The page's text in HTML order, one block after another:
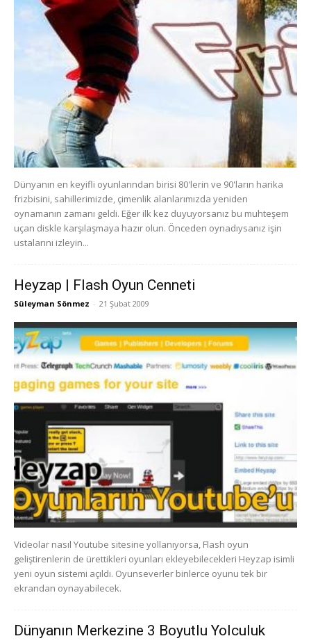
Dünyanın en keyifli oyunlarından birisi 80'lerin ve 90'ların harika
frizbisini, sahillerimizde, çimenlik alanlarımızda yeniden
oynamanın zamanı geldi. Eğer ilk kez duyuyorsanız bu muhteşem
uçan diskle karşılaşmaya hazır olun. Önceden oynadıysanız işin
ustalarını izleyin...
Heyzap | Flash Oyun Cenneti
Süleyman Sönmez - 21 Şubat 2009
Videolar nasıl Youtube sitesine yollanıyorsa, Flash oyun
geliştirenlerin de ürettikleri oyunları ekleyebilecekleri Heyzap isimli
yeni oyun sistemi açıldı. Oyunseverler binlerce oyunu tek bir
ekrandan oynayabilecek.
Dünyanın Merkezine 3 Boyutlu Yolculuk